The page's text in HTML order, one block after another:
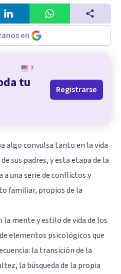
en
?
tu
Registrarse
algo convulsa tanto en la vida
sus padres, y esta etapa de la
a una serie de conflictos y
familiar, propios de la
la mente y estilo de vida de los
elementos psicológicos que
la transición de la
la búsqueda de la propia